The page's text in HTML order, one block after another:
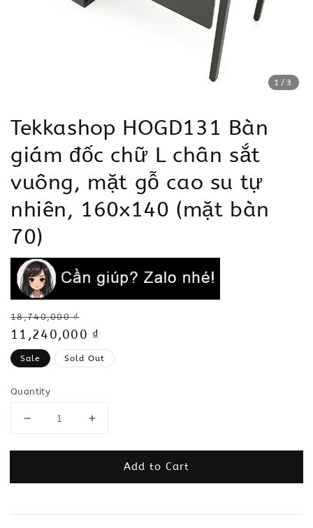
1 /3
Tekkashop HOGD131 Bàn
giám đốc chữ L chân sắt
vuông, mặt gỗ cao su tự
nhiên, 160x140 (mặt bàn
70)
Regular
price
18,740,000 ₫
Sale
price
11,240,000 ₫
Sale Sold Out
Quantity
Add to Cart